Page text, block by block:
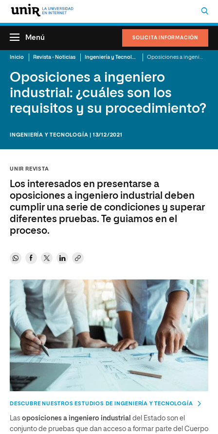
SOLICITA INFORMACIÓN
Menú
Inicio Revista - Noticias Ingeniería y Tecnología
Oposiciones a ingeniero
industrial: ¿cuáles son los
requisitos y su procedimiento?
INGENIERÍA Y TECNOLOGÍA | 13/12/2021
UNIR REVISTA
Los interesados en presentarse a
oposiciones a ingeniero industrial deben
cumplir una serie de condiciones y superar
diferentes pruebas. Te guiamos en el
proceso.
DESCUBRE NUESTROS ESTUDIOS DE INGENIERÍA Y TECNOLOGÍA
Las oposiciones a ingeniero industrial del Estado son el
conjunto de pruebas que dan acceso a formar parte del Cuerpo